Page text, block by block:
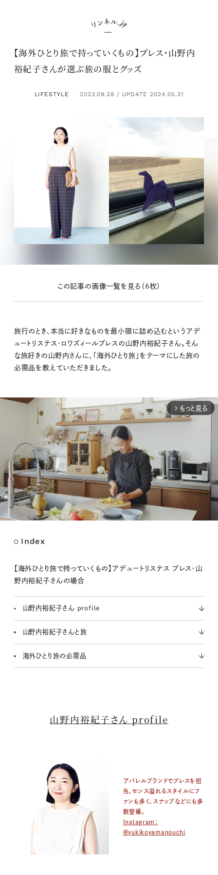
【海外ひとり旅で持っていくもの】プレス・山野内
裕紀子さんが選ぶ旅の服とグッズ
LIFESTYLE ： 2023.09.28 / UPDATE 2024.05.31
この記事の画像一覧を見る（6枚）
旅行のとき、本当に好きなものを最小限に詰め込むというアデ
ュートリステス・ロワズィールプレスの山野内裕紀子さん。そん
な旅好きの山野内さんに、「海外ひとり旅」をテーマにした旅の
必需品を教えていただきました。
arrow_forward_ios もっと見る
t
Index
【海外ひとり旅で持っていくもの】アデュートリステス プレス・山
野内裕紀子さんの場合
山野内裕紀子さん profile
山野内裕紀子さんと旅
海外ひとり旅の必需品
山野内裕紀子さん profile
アパレルブランドでプレスを担
当。センス溢れるスタイルにフ
ァンも多く、スナップなどにも多
数登場。
Instagram：
@yukikoyamanouchi